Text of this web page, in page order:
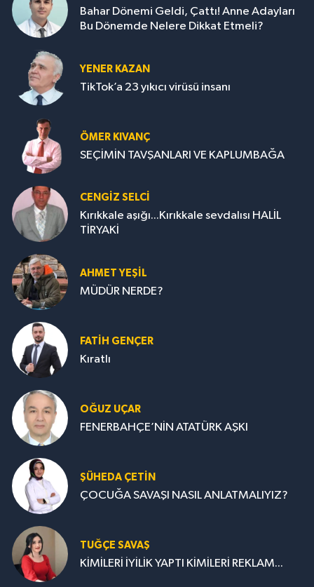
Bahar Dönemi Geldi, Çattı! Anne Adayları
Bu Dönemde Nelere Dikkat Etmeli?
YENER KAZAN
TikTok’a 23 yıkıcı virüsü insanı
ÖMER KIVANÇ
SEÇİMİN TAVŞANLARI VE KAPLUMBAĞA
CENGİZ SELCİ
Kırıkkale aşığı...Kırıkkale sevdalısı HALİL
TİRYAKİ
AHMET YEŞİL
MÜDÜR NERDE?
FATIH GENÇER
Kıratlı
OĞUZ UÇAR
FENERBAHÇE’NİN ATATÜRK AŞKI
ŞÜHEDA ÇETİN
ÇOCUĞA SAVAŞI NASIL ANLATMALIYIZ?
TUĞÇE SAVAŞ
KİMİLERİ İYİLİK YAPTI KİMİLERİ REKLAM...